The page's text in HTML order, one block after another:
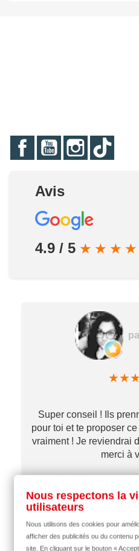
FacebookYouTubeInstagram
Avis
4.9 / 5 ★ ★ ★ ★
★★
Super conseil ! Ils
pour toi et te proposer
vraiment ! Je reviendrai
merci à
il y a
Nous respectons la
utilisateurs
Nous utilisons des cookies pour
afficher des publicités ou du contenu
site. En cliquant sur le bouton «